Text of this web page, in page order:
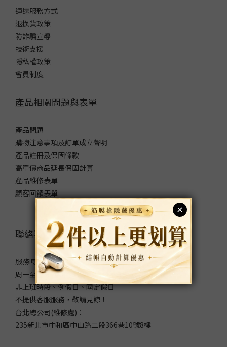
運送服務方式
退換貨政策
防詐騙宣導
技術支援
隱私權政策
會員制度
產品相關問題與表單
產品問題
購物注意事項及訂單成立聲明
產品註冊及保固條款
高單價商品延長保固計算
產品維修表單
顧客回饋表單
聯絡我們
服務時間：
周一至周五 9:00～12:00/13:00～18:00
非上班時段、例假日、國定假日
不提供客服服務，敬請見諒！
台北總公司(維修處)：
235新北市中和區中山路二段366巷10號8樓